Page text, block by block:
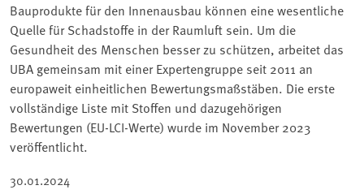
Bauprodukte für den Innenausbau können eine wesentliche
Quelle für Schadstoffe in der Raumluft sein. Um die
Gesundheit des Menschen besser zu schützen, arbeitet das
UBA gemeinsam mit einer Expertengruppe seit 2011 an
europaweit einheitlichen Bewertungsmaßstäben. Die erste
vollständige Liste mit Stoffen und dazugehörigen
Bewertungen (EU-LCI-Werte) wurde im November 2023
veröffentlicht.
30.01.2024